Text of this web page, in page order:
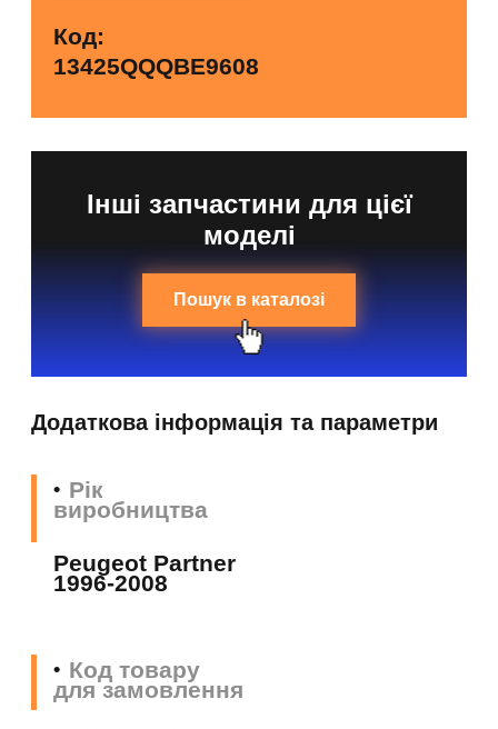
Код:
13425QQQBE9608
Інші запчастини для цієї
моделі
Пошук в каталозі
Додаткова інформація та параметри
Рік
виробництва
Peugeot Partner
1996-2008
Код товару
для замовлення